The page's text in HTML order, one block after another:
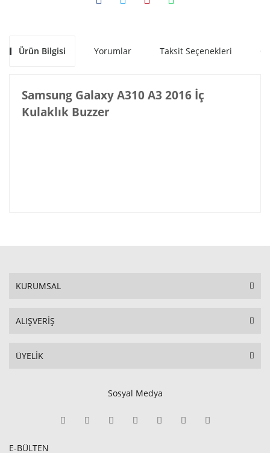
Ürün Bilgisi Yorumlar Taksit Seçenekleri
Samsung Galaxy A310 A3 2016 İç
Kulaklık Buzzer
KURUMSAL
ALIŞVERİŞ
ÜYELİK
Sosyal Medya
E-BÜLTEN